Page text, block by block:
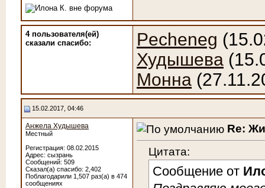
4 пользователя(ей)
сказали cпасибо:
Pecheneg
Худышева
Монна
15.02.2017, 04:46
Анжела Худышева
Местный
Регистрация: 08.02.2015
Адрес: сызрань
Сообщений: 509
Сказал(а) спасибо: 2,402
Поблагодарили 1,507 раз(а) в 474
сообщениях
Re:
Цитата:
Сообщение от